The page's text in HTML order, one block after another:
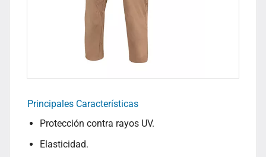
Principales Características
Protección contra rayos UV.
Elasticidad.